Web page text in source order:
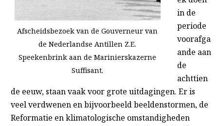
Afscheidsbezoek van de Gouverneur van
de Nederlandse Antillen Z.E.
Speekenbrink aan de Marinierskazerne
Suffisant.
in de
periode
voorafga
ande aan
de
achttien
de eeuw, staan vaak voor grote uitdagingen. Er is
veel verdwenen en bijvoorbeeld beeldenstormen, de
Reformatie en klimatologische omstandigheden